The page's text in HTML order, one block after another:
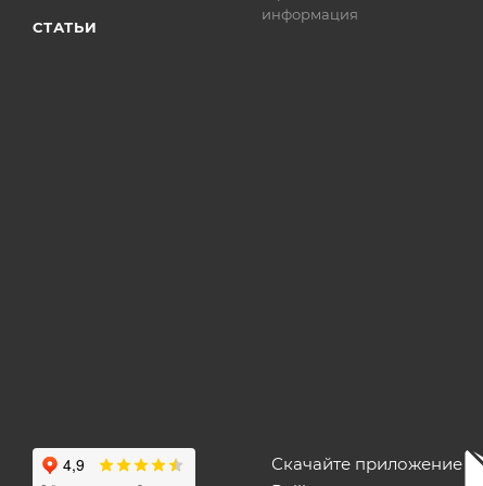
СТАТЬИ
информация
Скачайте приложение